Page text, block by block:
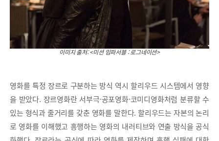
이미지 출처: <미션 임파서블 : 로그네이션>
영화를 특정 장르로 구분하는 방식 역시 할리우드 시스템에서 영향
을 받았다. 장르영화란 서부극·공포영화·코미디영화처럼 분류할 수
있는 형식과 줄거리를 갖춘 영화를 말한다. 할리우드는 자본의 논리
로 영화를 이해했고 흥행하는 영화의 내러티브와 연출 방식을 공식